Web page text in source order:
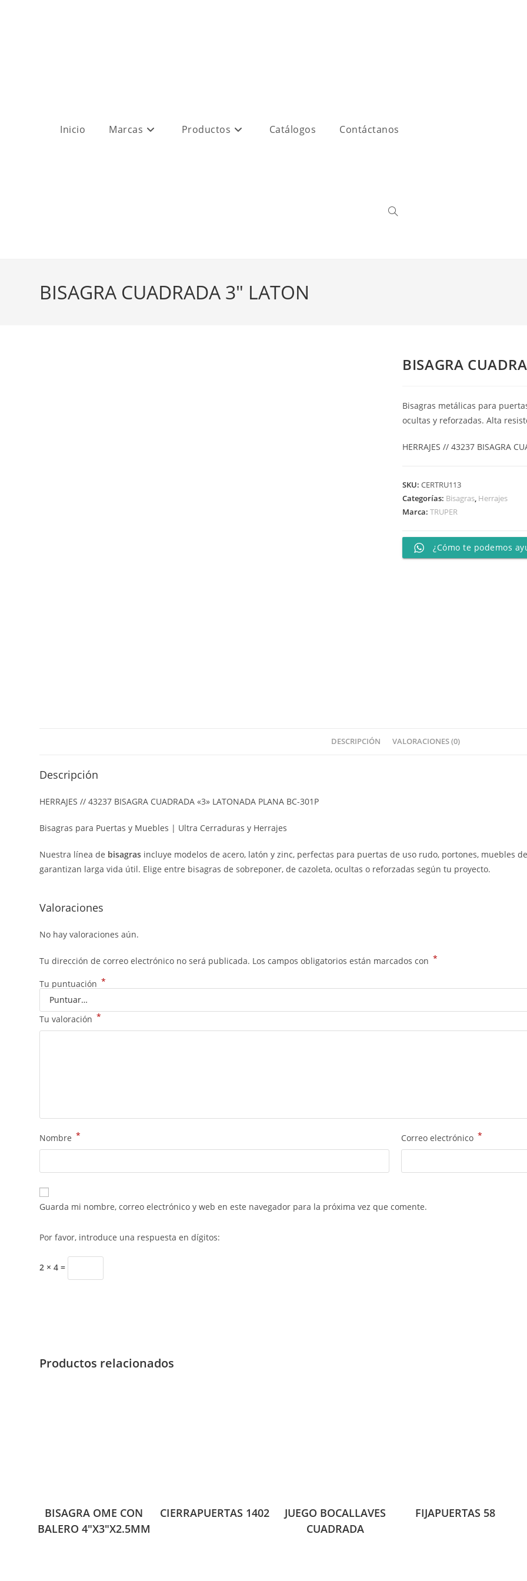
Inicio Marcas Productos Catálogos Contáctanos
BISAGRA CUADRADA 3″ LATON
BISAGRA
Bisagras metálicas para
ocultas y reforzadas. Alta
HERRAJES // 43237 BISAGRA
SKU:CERTRU113
Categorías: Bisagras, Herrajes
Marca:TRUPER
¿Cómo te podemos
DESCRIPCIÓN VALORACIONES (0)
Descripción
HERRAJES // 43237 BISAGRA CUADRADA «3» LATONADA PLANA BC-301P
Bisagras para Puertas y Muebles | Ultra Cerraduras y Herrajes
Nuestra línea de bisagras incluye modelos de acero, latón y zinc, perfectas para puertas de uso rudo, portones, muebles
garantizan larga vida útil. Elige entre bisagras de sobreponer, de cazoleta, ocultas o reforzadas según tu proyecto.
Valoraciones
No hay valoraciones aún.
Tu dirección de correo electrónico no será publicada. Los campos obligatorios están marcados con *
Tu puntuación *
Tu valoración *
Nombre * Correo electrónico *
Guarda mi nombre, correo electrónico y web en este navegador para la próxima vez que comente.
Por favor, introduce una respuesta en dígitos:
2 × 4 =
Productos relacionados
BISAGRA OME CON
BALERO 4″X3″X2.5MM
CIERRAPUERTAS 1402
JUEGO BOCALLAVES
CUADRADA
FIJAPUERTAS 58